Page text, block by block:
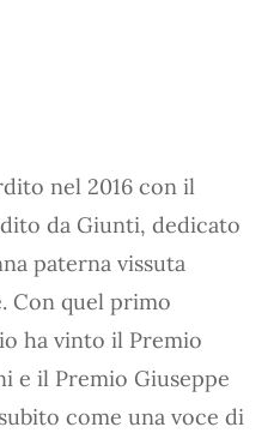
nel 2016 con il
da Giunti, dedicato
paterna vissuta
Con quel primo
ha vinto il Premio
e il Premio Giuseppe
come una voce di